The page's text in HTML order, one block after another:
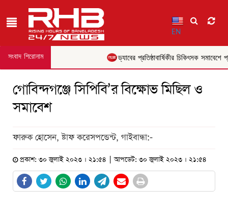
EN
সংবাদ শিরোনাম ড্যাবের প্রতিষ্ঠাবার্ষিকীর চিকিৎসক সমাবেশে
গোবিন্দগঞ্জে সিপিবি’র বিক্ষোভ মিছিল ও
সমাবেশ
ফারুক হোসেন, ষ্টাফ করেসপন্ডেন্ট, গাইবান্ধা:-
প্রকাশ: ৩০ জুলাই ২০২৩ । ২১:৫৪ | আপডেট: ৩০ জুলাই ২০২৩ । ২১:৫৪